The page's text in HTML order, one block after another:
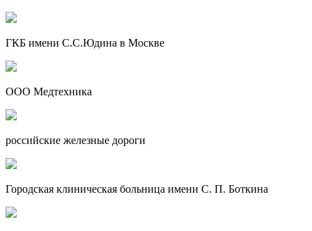
ГКБ имени С.С.Юдина в Москве
ООО Медтехника
российские железные дороги
Городская клиническая больница имени С. П. Боткина